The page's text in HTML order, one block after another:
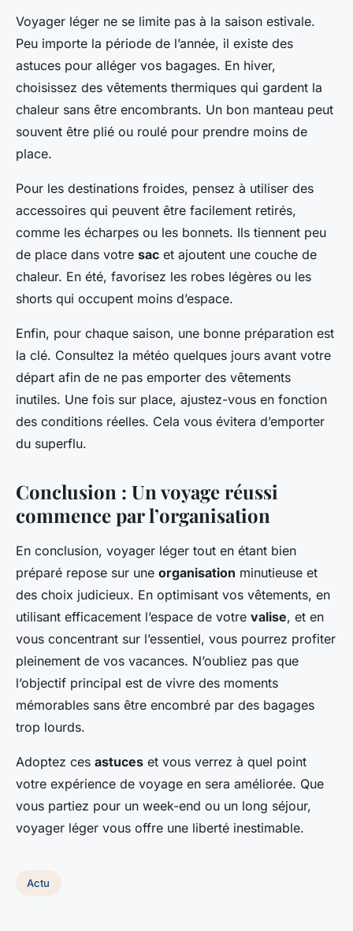
Voyager léger ne se limite pas à la saison estivale.
Peu importe la période de l’année, il existe des
astuces pour alléger vos bagages. En hiver,
choisissez des vêtements thermiques qui gardent la
chaleur sans être encombrants. Un bon manteau peut
souvent être plié ou roulé pour prendre moins de
place.
Pour les destinations froides, pensez à utiliser des
accessoires qui peuvent être facilement retirés,
comme les écharpes ou les bonnets. Ils tiennent peu
de place dans votre sac et ajoutent une couche de
chaleur. En été, favorisez les robes légères ou les
shorts qui occupent moins d’espace.
Enfin, pour chaque saison, une bonne préparation est
la clé. Consultez la météo quelques jours avant votre
départ afin de ne pas emporter des vêtements
inutiles. Une fois sur place, ajustez-vous en fonction
des conditions réelles. Cela vous évitera d’emporter
du superflu.
Conclusion : Un voyage réussi
commence par l’organisation
En conclusion, voyager léger tout en étant bien
préparé repose sur une organisation minutieuse et
des choix judicieux. En optimisant vos vêtements, en
utilisant efficacement l’espace de votre valise, et en
vous concentrant sur l’essentiel, vous pourrez profiter
pleinement de vos vacances. N’oubliez pas que
l’objectif principal est de vivre des moments
mémorables sans être encombré par des bagages
trop lourds.
Adoptez ces astuces et vous verrez à quel point
votre expérience de voyage en sera améliorée. Que
vous partiez pour un week-end ou un long séjour,
voyager léger vous offre une liberté inestimable.
Actu